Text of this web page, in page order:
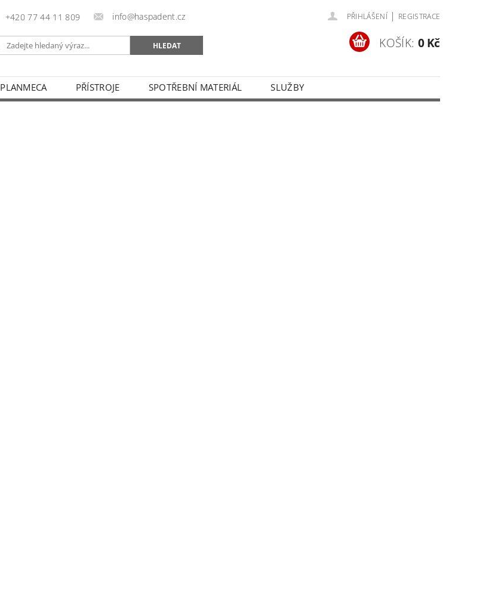
+420 77 44 11 809 info@haspadent.cz PŘIHLÁŠENÍ | REGISTRACE
KOŠÍK: 0 Kč
PLANMECA PŘÍSTROJE SPOTŘEBNÍ MATERIÁL SLUŽBY